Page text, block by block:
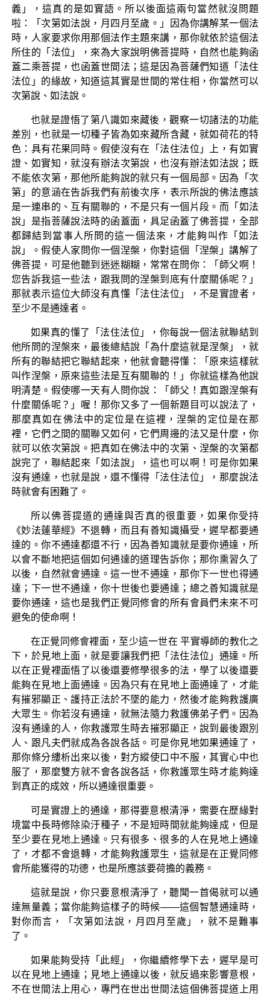
義」，這真的是如實語。所以後面這兩句當然就沒問題
啦：「次第如法說，月四月至歲。」因為你講解某一個法
時，人家要求你用那個法作主題來講，那你就依於這個法
所住的「法位」，來為大家說明佛菩提時，自然也能夠函
蓋二乘菩提，也函蓋世間法；這是因為菩薩們知道「法住
法位」的緣故，知道這其實是世間的常住相，你當然可以
次第說、如法說。
也就是證悟了第八識如來藏後，觀察一切諸法的功能
差別，也就是一切種子皆為如來藏所含藏，就如荷花的特
色：具有花果同時。假使沒有在「法住法位」上，有如實
證、如實知，就沒有辦法次第說，也沒有辦法如法說；既
不能依次第，那他所能夠說的就只有一個局部。因為「次
第」的意涵在告訴我們有前後次序，表示所說的佛法應該
是一連串的、互有關聯的，不是只有一個片段。而「如法
說」是指菩薩說法時的函蓋面，具足函蓋了佛菩提，全部
都歸結到當事人所問的這一個法來，才能夠叫作「如法
說」。假使人家問你一個涅槃，你對這個「涅槃」講解了
佛菩提，可是他聽到迷迷糊糊，常常在問你：「師父啊！
您告訴我這一些法，跟我問的涅槃到底有什麼關係呢？」
那就表示這位大師沒有真懂「法住法位」，不是實證者，
至少不是通達者。
如果真的懂了「法住法位」，你每說一個法就聯結到
他所問的涅槃來，最後總結說「為什麼這就是涅槃」，就
所有的聯結把它聯結起來，他就會聽得懂：「原來這樣就
叫作涅槃，原來這些法是互有關聯的！」你就這樣為他說
明清楚。假使哪一天有人問你說：「師父！真如跟涅槃有
什麼關係呢？」喔！那你又多了一個新題目可以說法了，
那麼真如在佛法中的定位是在這裡，涅槃的定位是在那
裡，它們之間的關聯又如何，它們周邊的法又是什麼，你
就可以依次第說。把真如在佛法中的次第、涅槃的次第都
說完了，聯結起來「如法說」，這也可以啊！可是你如果
沒有通達，也就是說，還不懂得「法住法位」，那麼說法
時就會有困難了。
所以佛菩提道的通達與否真的很重要，如果你受持
《妙法蓮華經》不退轉，而且有善知識攝受，遲早都要通
達的。你不通達都還不行，因為善知識就是要你通達，所
以會不斷地把這個如何通達的道理告訴你；那你熏習久了
以後，自然就會通達。這一世不通達，那你下一世也得通
達；下一世不通達，你十世後也要通達；總之善知識就是
要你通達，這也是我們正覺同修會的所有會員們未來不可
避免的使命啊！
在正覺同修會裡面，至少這一世在 平實導師的教化之
下，於見地上面，就是要讓我們把「法住法位」通達。所
以在正覺裡面悟了以後還要修學很多的法，學了以後還要
能夠在見地上面通達。因為只有在見地上面通達了，才能
有摧邪顯正、護持正法於不墜的能力，然後才能夠救護廣
大眾生。你若沒有通達，就無法隨力救護佛弟子們。因為
沒有通達的人，你救護眾生時去摧邪顯正，說到最後跟別
人、跟凡夫們就成為各說各話。可是你見地如果通達了，
那你條分縷析出來以後，對方縱使口中不服，其實心中也
服了，那麼雙方就不會各說各話，你救護眾生時才能夠達
到真正的成效，所以通達很重要。
可是實證上的通達，那得要意根清淨，需要在歷緣對
境當中長時修除染汙種子，不是短時間就能夠達成，但是
至少要在見地上通達。只有很多、很多的人在見地上通達
了，才都不會退轉，才能夠救護眾生，這就是在正覺同修
會所能獲得的功德，也是所應該要荷擔的義務。
這就是說，你只要意根清淨了，聽聞一首偈就可以通
達無量義；當你能夠這樣子的時候——這個智慧通達時，
對你而言，「次第如法說，月四月至歲」，就不是難事
了。
如果能夠受持「此經」，你繼續修學下去，遲早是可
以在見地上通達；見地上通達以後，就反過來影響意根，
不在世間法上用心，專門在世出世間法這個佛菩提道上用